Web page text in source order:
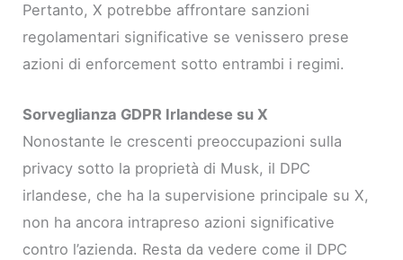
Pertanto, X potrebbe affrontare sanzioni
regolamentari significative se venissero prese
azioni di enforcement sotto entrambi i regimi.
Sorveglianza GDPR Irlandese su X
Nonostante le crescenti preoccupazioni sulla
privacy sotto la proprietà di Musk, il DPC
irlandese, che ha la supervisione principale su X,
non ha ancora intrapreso azioni significative
contro l’azienda. Resta da vedere come il DPC